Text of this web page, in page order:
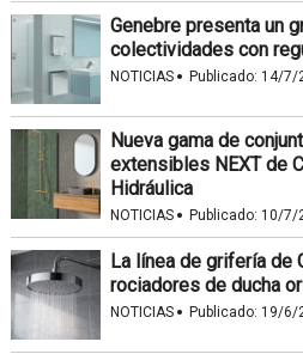
Genebre presenta un
colectividades con
NOTICIAS · Publicado: 14/7/
Nueva gama de
extensibles NEXT de
Hidráulica
NOTICIAS · Publicado: 10/7/
La línea de grifería de
rociadores de ducha
NOTICIAS · Publicado: 19/6/